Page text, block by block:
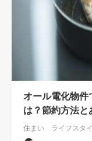
オール電化物件
は？節約方法と
住まい ライフスタ